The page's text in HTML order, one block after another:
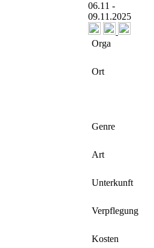
06.11 -
09.11.2025
Orga
Ort
Genre
Art
Unterkunft
Verpflegung
Kosten